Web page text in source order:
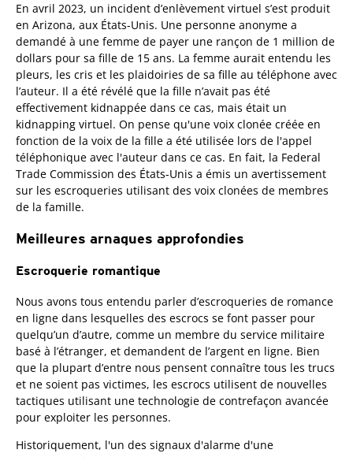
En avril 2023, un incident d’enlèvement virtuel s’est produit
en Arizona, aux États-Unis. Une personne anonyme a
demandé à une femme de payer une rançon de 1 million de
dollars pour sa fille de 15 ans. La femme aurait entendu les
pleurs, les cris et les plaidoiries de sa fille au téléphone avec
l’auteur. Il a été révélé que la fille n’avait pas été
effectivement kidnappée dans ce cas, mais était un
kidnapping virtuel. On pense qu'une voix clonée créée en
fonction de la voix de la fille a été utilisée lors de l'appel
téléphonique avec l'auteur dans ce cas. En fait, la Federal
Trade Commission des États-Unis a émis un avertissement
sur les escroqueries utilisant des voix clonées de membres
de la famille.
Meilleures arnaques approfondies
Escroquerie romantique
Nous avons tous entendu parler d’escroqueries de romance
en ligne dans lesquelles des escrocs se font passer pour
quelqu’un d’autre, comme un membre du service militaire
basé à l’étranger, et demandent de l’argent en ligne. Bien
que la plupart d’entre nous pensent connaître tous les trucs
et ne soient pas victimes, les escrocs utilisent de nouvelles
tactiques utilisant une technologie de contrefaçon avancée
pour exploiter les personnes.
Historiquement, l'un des signaux d'alarme d'une